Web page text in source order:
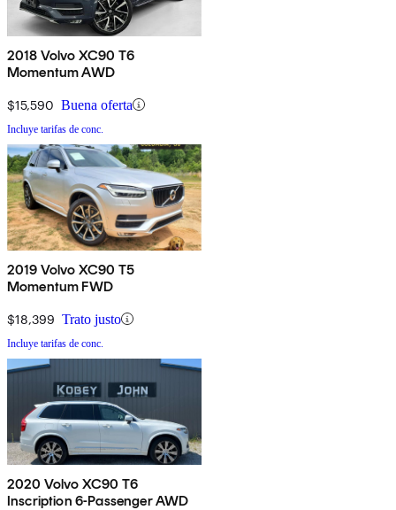
2018 Volvo XC90 T6
Momentum AWD
$15,590 Buena oferta
Incluye tarifas de conc.
2019 Volvo XC90 T5
Momentum FWD
$18,399 Trato justo
Incluye tarifas de conc.
2020 Volvo XC90 T6
Inscription 6-Passenger AWD